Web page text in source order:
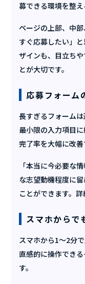
募できる環境を整え
ページの上部、中
すぐ応募したい」
ザインも、目立ち
とが大切です。
応募フォーム
長すぎるフォーム
最小限の入力項目
完了率を大幅に改善
「本当に今必要な
な志望動機程度に
ことができます。
スマホからで
スマホから1〜2分
直感的に操作でき
す。